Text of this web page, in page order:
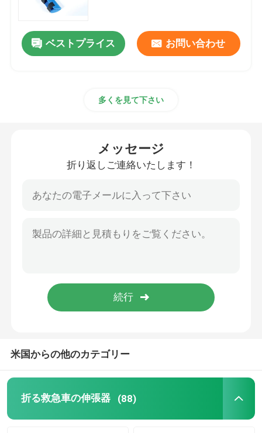
家へ
製品
ベストプライス お問い合わせ
多くを見て下さい
メッセージ
折り返しご連絡いたします！
米国からの他のカテゴリー
折る救急車の伸張器 (88)